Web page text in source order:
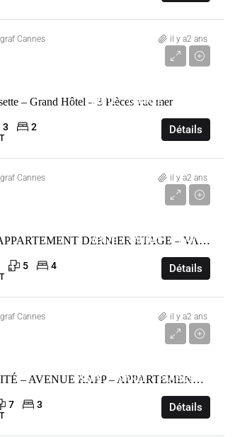
Cannes il y a2 ans
VENTE CANNES
– Grand Hôtel – 3 Pièces vue mer
3 2 Détails
Cannes il y a2 ans
VENTE CANNES FRANCESUPERBE APPARTEMENT DERNIER ETAGE – VASTE TERRASSE VUE PANORAMIQUE
5 4 Détails
Cannes il y a2 ans
VENTE FRANCE PARIS 7ÈME
EXCLUSIVITÉ – AVENUE RAPP – APPARTEMENT DE RÉCEPTION – 3 SUITES
7 3 Détails